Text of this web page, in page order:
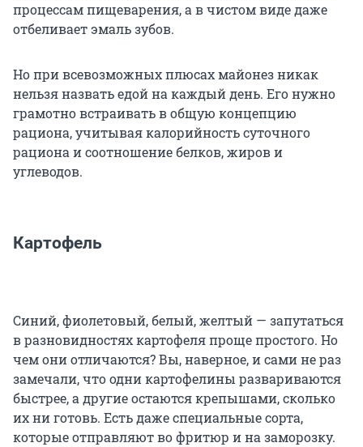
процессам пищеварения, а в чистом виде даже
отбеливает эмаль зубов.
Но при всевозможных плюсах майонез никак
нельзя назвать едой на каждый день. Его нужно
грамотно встраивать в общую концепцию
рациона, учитывая калорийность суточного
рациона и соотношение белков, жиров и
углеводов.
Картофель
Синий, фиолетовый, белый, желтый — запутаться
в разновидностях картофеля проще простого. Но
чем они отличаются? Вы, наверное, и сами не раз
замечали, что одни картофелины развариваются
быстрее, а другие остаются крепышами, сколько
их ни готовь. Есть даже специальные сорта,
которые отправляют во фритюр и на заморозку.